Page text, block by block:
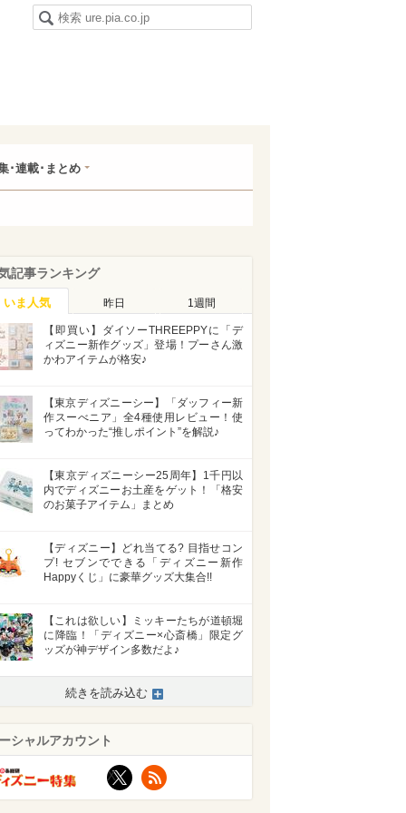
･連載･まとめ
記事ランキング
いま人気 昨日 1週間
【即買い】ダイソーTHREEPPYに「デ
ィズニー新作グッズ」登場！プーさん激
かわアイテムが格安♪
【東京ディズニーシー】「ダッフィー新
作スーべニア」全4種使用レビュー！使
ってわかった“推しポイント”を解説♪
【東京ディズニーシー25周年】1千円以
内でディズニーお土産をゲット！「格安
のお菓子アイテム」まとめ
【ディズニー】どれ当てる? 目指せコン
プ! セブンでできる「ディズニー新作
Happyくじ」に豪華グッズ大集合!!
【これは欲しい】ミッキーたちが道頓堀
に降臨！「ディズニー×心斎橋」限定グ
ッズが神デザイン多数だよ♪
続きを読み込む
シャルアカウント
X